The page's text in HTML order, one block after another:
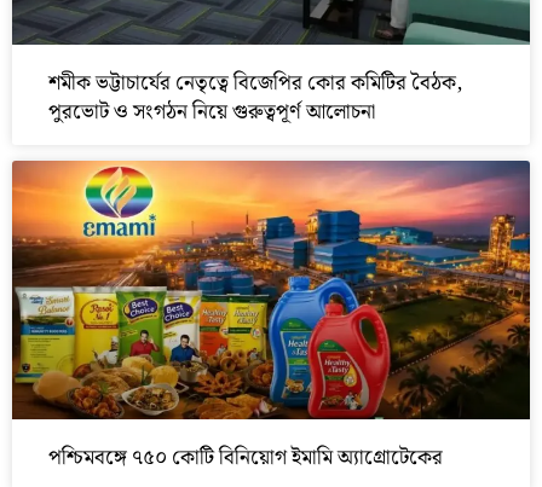
শমীক ভট্টাচার্যের নেতৃত্বে বিজেপির কোর কমিটির বৈঠক,
পুরভোট ও সংগঠন নিয়ে গুরুত্বপূর্ণ আলোচনা
পশ্চিমবঙ্গে ৭৫০ কোটি বিনিয়োগ ইমামি অ্যাগ্রোটেকের